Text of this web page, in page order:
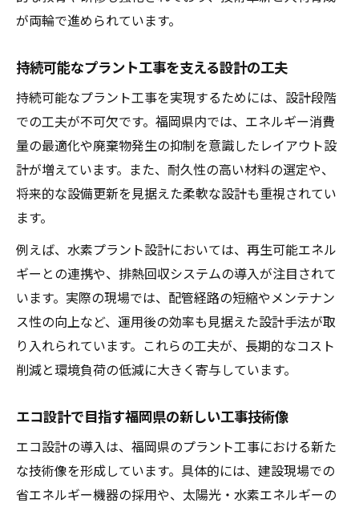
が両輪で進められています。
持続可能なプラント工事を支える設計の工夫
持続可能なプラント工事を実現するためには、設計段階
での工夫が不可欠です。福岡県内では、エネルギー消費
量の最適化や廃棄物発生の抑制を意識したレイアウト設
計が増えています。また、耐久性の高い材料の選定や、
将来的な設備更新を見据えた柔軟な設計も重視されてい
ます。
例えば、水素プラント設計においては、再生可能エネル
ギーとの連携や、排熱回収システムの導入が注目されて
います。実際の現場では、配管経路の短縮やメンテナン
ス性の向上など、運用後の効率も見据えた設計手法が取
り入れられています。これらの工夫が、長期的なコスト
削減と環境負荷の低減に大きく寄与しています。
エコ設計で目指す福岡県の新しい工事技術像
エコ設計の導入は、福岡県のプラント工事における新た
な技術像を形成しています。具体的には、建設現場での
省エネルギー機器の採用や、太陽光・水素エネルギーの